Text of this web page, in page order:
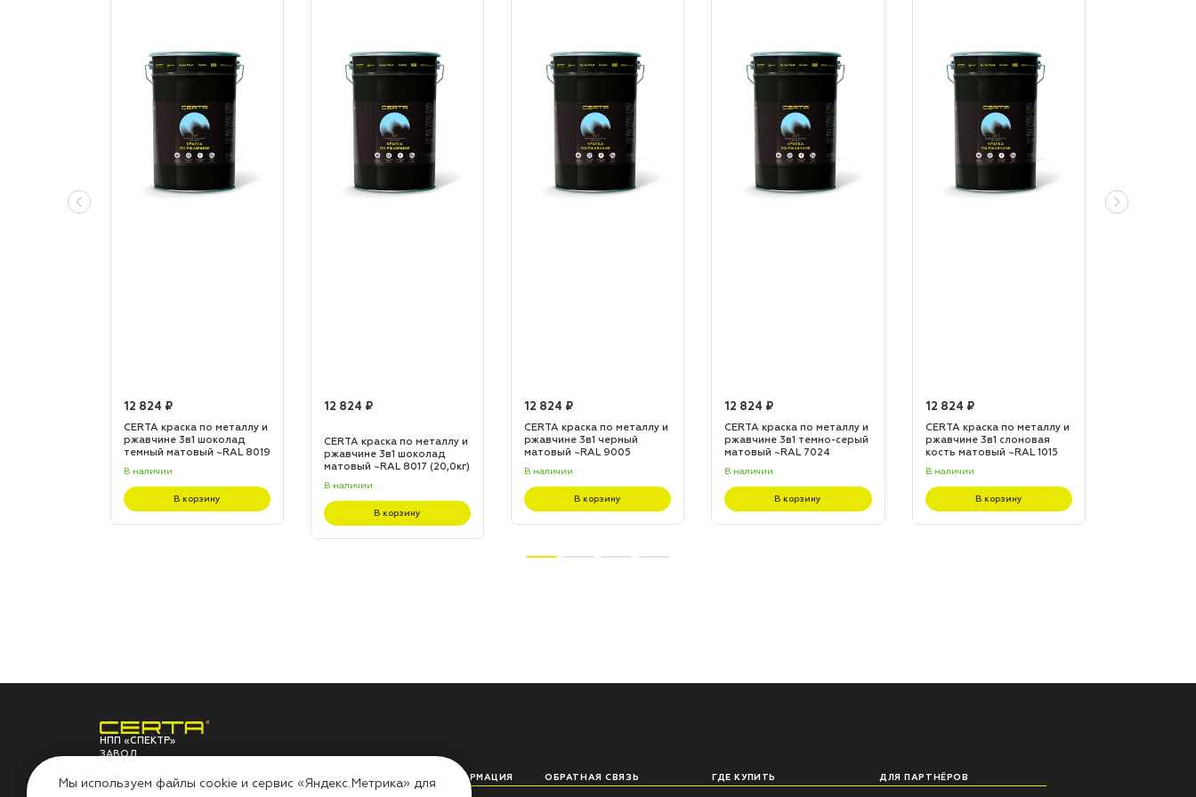
12 824 ₽
CERTA краска по металлу и
ржавчине 3в1 шоколад
темный матовый ~RAL 8019
В наличии
В корзину
12 824 ₽
CERTA краска по металлу и
ржавчине 3в1 шоколад
матовый ~RAL 8017 (20,0кг)
В наличии
В корзину
12 824 ₽
CERTA краска по металлу и
ржавчине 3в1 черный
матовый ~RAL 9005
В наличии
В корзину
12 824 ₽
CERTA краска по металлу и
ржавчине 3в1 темно-серый
матовый ~RAL 7024
В наличии
В корзину
12 824 ₽
CERTA краска по металлу и
ржавчине 3в1 слоновая
кость матовый ~RAL 1015
В наличии
В корзину
НПП «СПЕКТР»
ЗАВОД
МАТЕРИАЛОВ
О ЗАВОДЕ ПОЛЕЗНАЯ ИНФОРМАЦИЯ ОБРАТНАЯ СВЯЗЬ ГДЕ КУПИТЬ ДЛЯ ПАРТНЁРОВ
Мы используем файлы cookie и сервис «Яндекс.Метрика» для